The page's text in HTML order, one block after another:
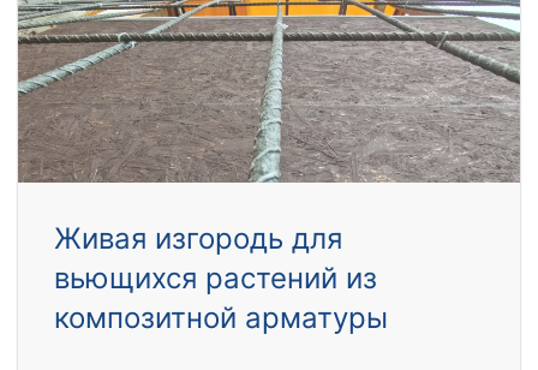
Живая изгородь для
вьющихся растений из
композитной арматуры